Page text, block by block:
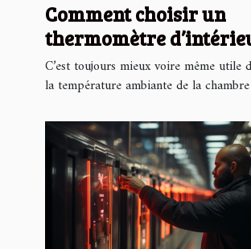
Comment choisir un
thermomètre
C’est toujours mieux voire même utile
la température ambiante de la